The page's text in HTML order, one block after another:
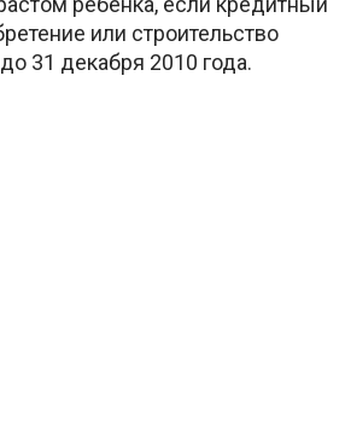
или строительство
31 декабря 2010 года.